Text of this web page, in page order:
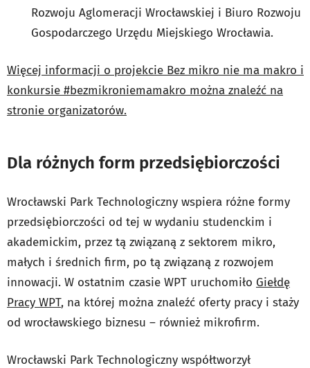
Rozwoju Aglomeracji Wrocławskiej i Biuro Rozwoju
Gospodarczego Urzędu Miejskiego Wrocławia.
Więcej informacji o projekcie Bez mikro nie ma makro i
konkursie #bezmikroniemamakro można znaleźć na
stronie organizatorów.
Dla różnych form przedsiębiorczości
Wrocławski Park Technologiczny wspiera różne formy
przedsiębiorczości od tej w wydaniu studenckim i
akademickim, przez tą związaną z sektorem mikro,
małych i średnich firm, po tą związaną z rozwojem
innowacji. W ostatnim czasie WPT uruchomiło Giełdę
Pracy WPT, na której można znaleźć oferty pracy i staży
od wrocławskiego biznesu – również mikrofirm.
Wrocławski Park Technologiczny współtworzył